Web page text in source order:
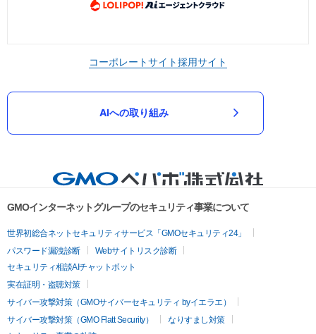
コーポレートサイト採用サイト
AIへの取り組み
GMOインターネットグループのセキュリティ事業について
世界初総合ネットセキュリティサービス「GMOセキュリティ24」
パスワード漏洩診断
Webサイトリスク診断
セキュリティ相談AIチャットボット
実在証明・盗聴対策
サイバー攻撃対策（GMOサイバーセキュリティ byイエラエ）
サイバー攻撃対策（GMO Flatt Security）
なりすまし対策